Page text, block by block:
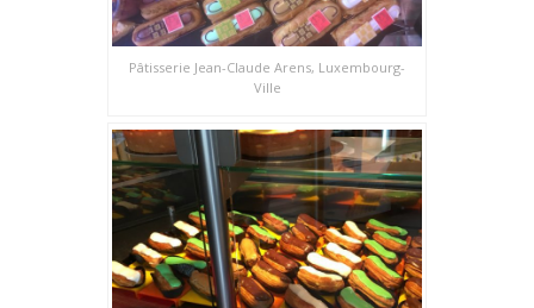
Pâtisserie Jean-Claude Arens, Luxembourg-
Ville